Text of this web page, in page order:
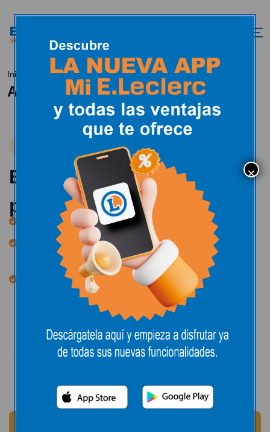
Inicio Alianzas locales
Alianzas locales
Alianzas Locales de Salamanca
Elegimos ofrecerte
producto local
Promovemos productos locales y artesanos.
Apoyamos la economía local al abastecernos y
comercializar los productos de aquí.
Reducimos el impacto ambiental al ser productos
de proximidad.